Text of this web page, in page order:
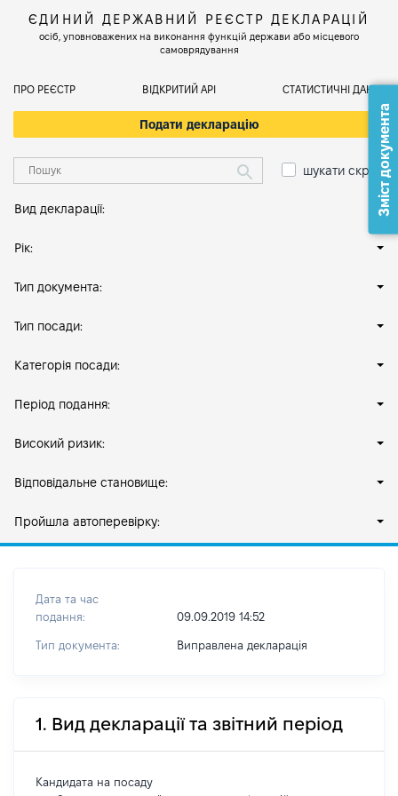
ЄДИНИЙ ДЕРЖАВНИЙ РЕЄСТР ДЕКЛАРАЦІЙ
осіб, уповноважених на виконання функцій держави або місцевого
самоврядування
ПРО РЕЄСТР ВІДКРИТИЙ АРІ СТАТИСТИЧНІ ДАНІ
Подати декларацію
шукати скрізь
Вид декларації:
Рік:
Тип документа:
Тип посади:
Категорія посади:
Період подання:
Високий ризик:
Відповідальне становище:
Пройшла автоперевірку:
Дата та час
подання:
09.09.2019 14:52
Тип документа: Виправлена декларація
1. Вид декларації та звітний період
Кандидата на посаду
Зміст документа